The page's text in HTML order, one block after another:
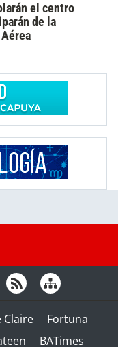
el centro
de la
Claire
Fortuna
BATimes